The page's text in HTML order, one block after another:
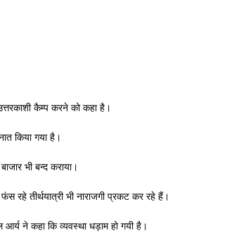
कैम्प करने को कहा है।
किया गया है।
भी बन्द कराया।
रहे तीर्थयात्री भी नाराजगी प्रकट कर रहे हैं।
ने कहा कि व्यवस्था धड़ाम हो गयी है।